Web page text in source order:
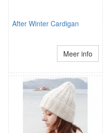
After Winter Cardigan
Meer info